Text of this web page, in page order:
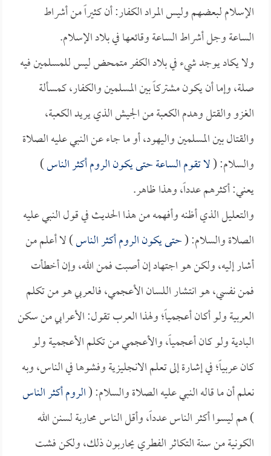
الإسلام لبعضهم وليس المراد الكفار: أن كثيراً من أشراط
الساعة وجل أشراط الساعة وقائعها في بلاد الإسلام.
ولا يكاد يوجد شيء في بلاد الكفر متمحض ليس للمسلمين فيه
صلة، وإما أن يكون مشتركاً بين المسلمين والكفار، كمسألة
الغزو والقتل وهدم الكعبة من الجيش الذي يريد الكعبة،
والقتال بين المسلمين واليهود، أو ما جاء عن النبي عليه الصلاة
والسلام: (لا تقوم الساعة حتى يكون الروم أكثر الناس)
يعني: أكثرهم عدداً، وهذا ظاهر.
والتعليل الذي أظنه وأفهمه من هذا الحديث في قول النبي عليه
الصلاة والسلام: (حتى يكون الروم أكثر الناس) لا أعلم من
أشار إليه، ولكن هو اجتهاد إن أصبت فمن الله، وإن أخطأت
فمن نفسي، هو انتشار اللسان الأعجمي، فالعربي هو من تكلم
العربية ولو أكان أعجمياً؛ ولهذا العرب تقول: الأعرابي من سكن
البادية ولو كان أعجمياً، والأعجمي من تكلم الأعجمية ولو
كان عربياً؛ في إشارة إلى تعلم الانجليزية وفشوها في الناس، وبه
نعلم أن ما قاله النبي عليه الصلاة والسلام: (الروم أكثر الناس
) هم ليسوا أكثر الناس عدداً، وأقل الناس محاربة لسنن الله
الكونية من سنة التكاثر الفطري يحاربون ذلك، ولكن فشت